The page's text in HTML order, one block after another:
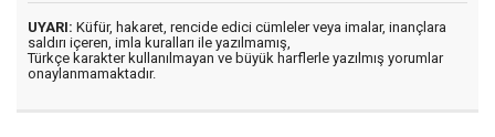
UYARI: Küfür, hakaret, rencide edici cümleler veya imalar, inançlara
saldırı içeren, imla kuralları ile yazılmamış,
Türkçe karakter kullanılmayan ve büyük harflerle yazılmış yorumlar
onaylanmamaktadır.